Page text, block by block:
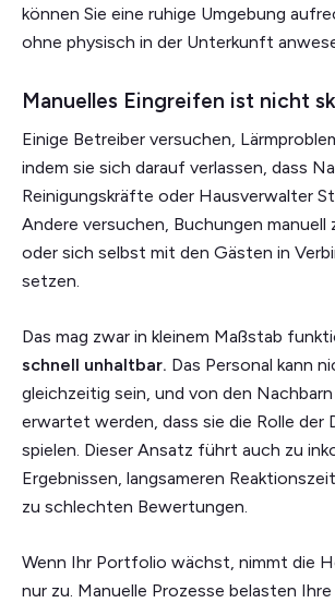
können Sie eine ruhige Umgebung
ohne physisch in der Unterkunft
Manuelles Eingreifen ist nicht
Einige Betreiber versuchen,
indem sie sich darauf verlassen, dass
Reinigungskräfte oder Hausverwalter
Andere versuchen, Buchungen manuell
oder sich selbst mit den Gästen in
setzen.
Das mag zwar in kleinem Maßstab
schnell unhaltbar. Das Personal kann
gleichzeitig sein, und von den
erwartet werden, dass sie die Rolle der
spielen. Dieser Ansatz führt auch zu
Ergebnissen, langsameren
zu schlechten Bewertungen.
Wenn Ihr Portfolio wächst, nimmt die
nur zu. Manuelle Prozesse belasten